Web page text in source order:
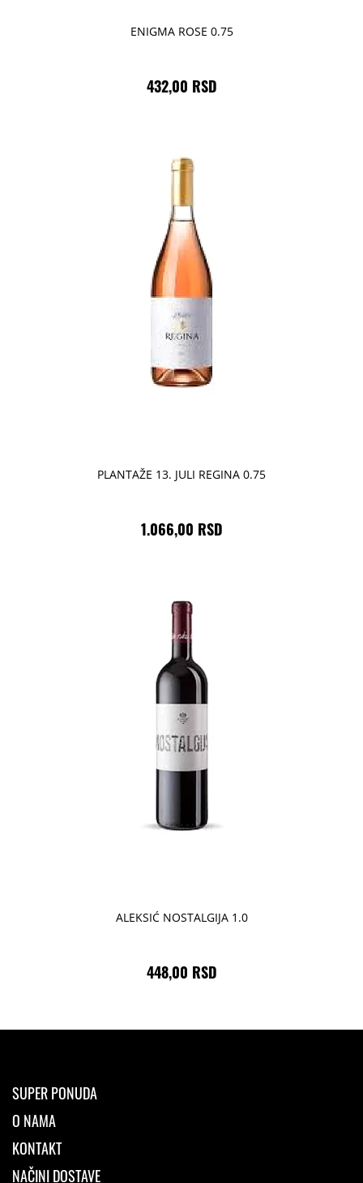
ENIGMA ROSE 0.75
432,00 RSD
PLANTAŽE 13. JULI REGINA 0.75
1.066,00 RSD
ALEKSIĆ NOSTALGIJA 1.0
448,00 RSD
SUPER PONUDA
O NAMA
KONTAKT
NAČINI DOSTAVE